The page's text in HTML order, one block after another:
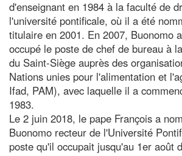
d'enseignant en 1984 à la faculté de
l'université pontificale, où il a été
titulaire en 2001. En 2007, Buonomo
occupé le poste de chef de bureau à
du Saint-Siège auprès des
Nations unies pour l'alimentation et
Ifad, PAM), avec laquelle il a
1983.
Le 2 juin 2018, le pape François a
Buonomo recteur de l'Université
poste qu'il occupait jusqu'au 1er août